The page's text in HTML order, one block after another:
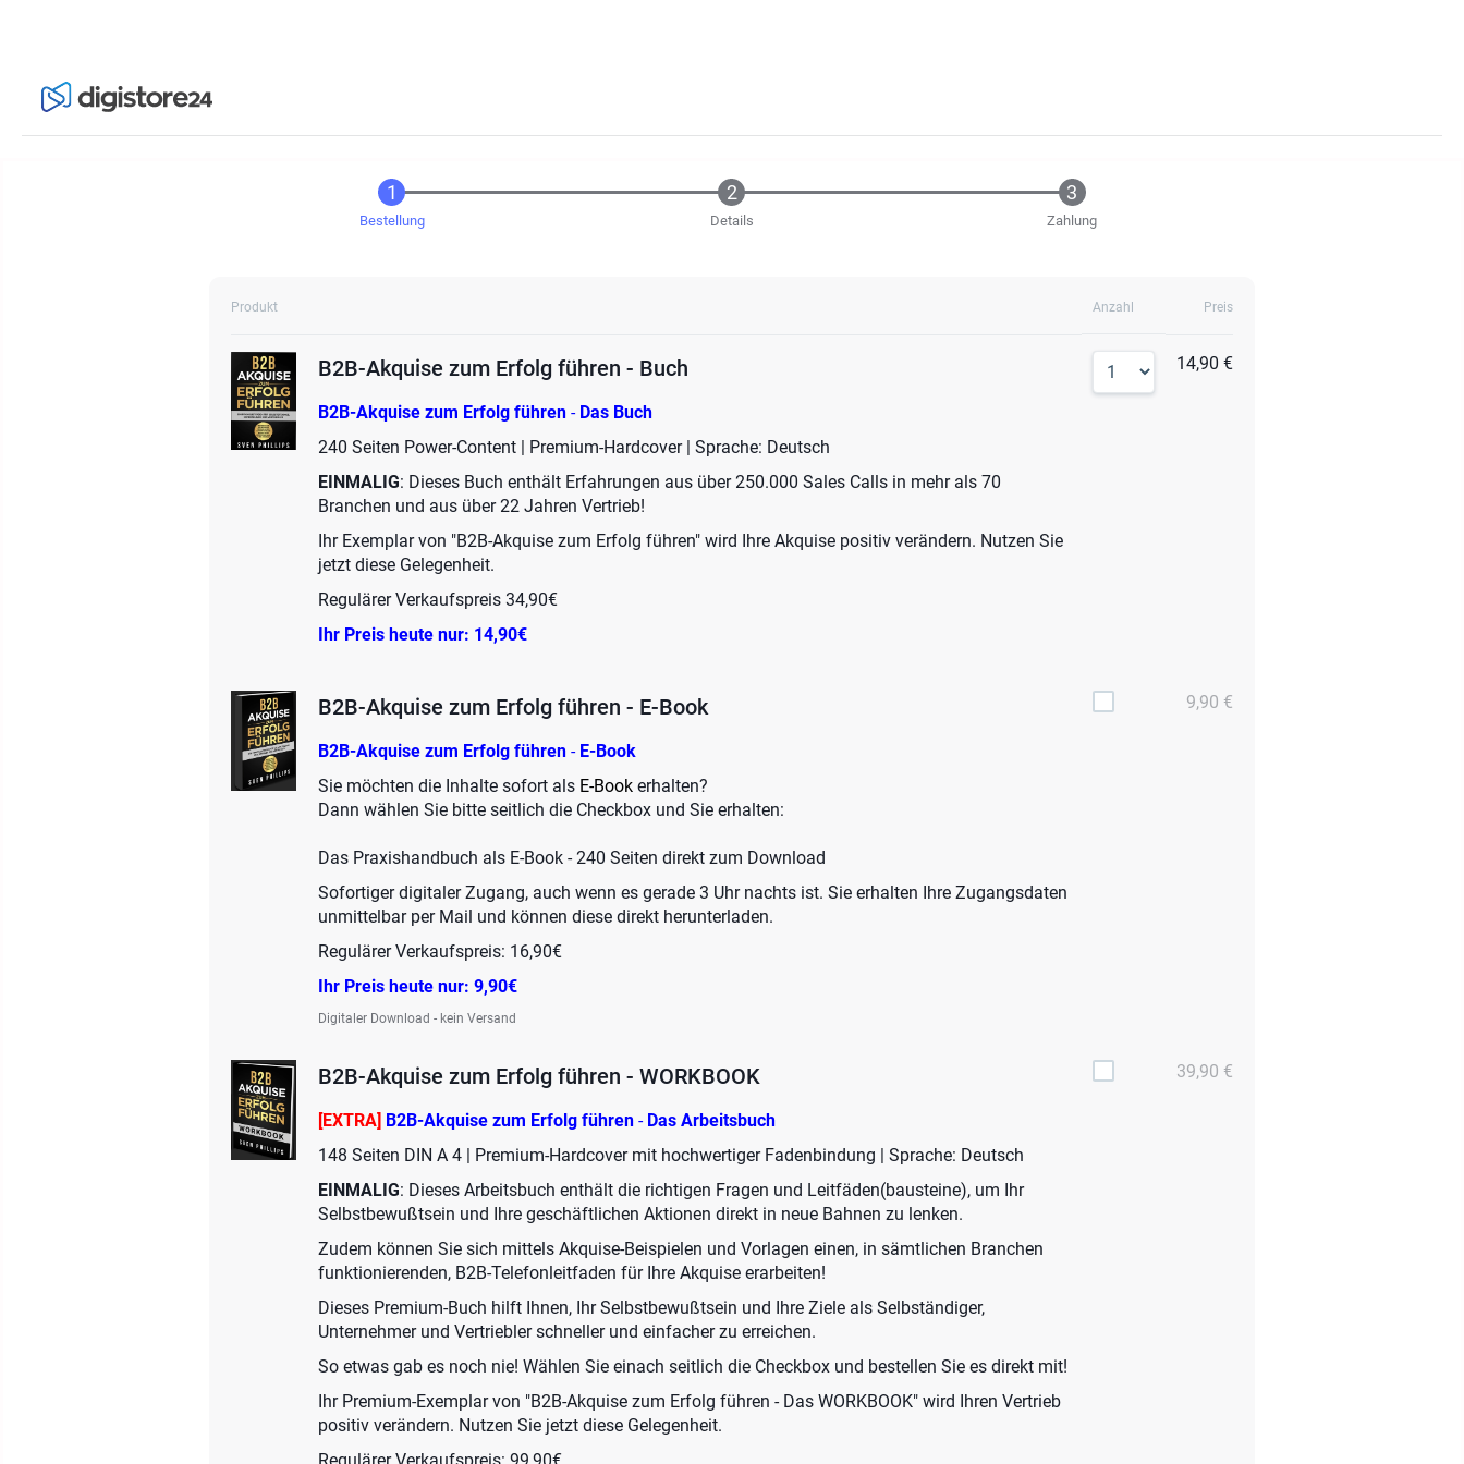
Bestellung Details Zahlung
Produkt Anzahl Preis
B2B-Akquise zum Erfolg führen - Buch
B2B-Akquise zum Erfolg führen - Das Buch
240 Seiten Power-Content | Premium-Hardcover | Sprache: Deutsch
EINMALIG: Dieses Buch enthält Erfahrungen aus über 250.000 Sales Calls in mehr als 70
Branchen und aus über 22 Jahren Vertrieb!
Ihr Exemplar von "B2B-Akquise zum Erfolg führen" wird Ihre Akquise positiv verändern. Nutzen Sie
jetzt diese Gelegenheit.
Regulärer Verkaufspreis 34,90€
Ihr Preis heute nur: 14,90€
14,90 €
B2B-Akquise zum Erfolg führen - E-Book
B2B-Akquise zum Erfolg führen - E-Book
Sie möchten die Inhalte sofort als E-Book erhalten?
Dann wählen Sie bitte seitlich die Checkbox und Sie erhalten:
Das Praxishandbuch als E-Book - 240 Seiten direkt zum Download
Sofortiger digitaler Zugang, auch wenn es gerade 3 Uhr nachts ist. Sie erhalten Ihre Zugangsdaten
unmittelbar per Mail und können diese direkt herunterladen.
Regulärer Verkaufspreis: 16,90€
Ihr Preis heute nur: 9,90€
Digitaler Download - kein Versand
9,90 €
B2B-Akquise zum Erfolg führen - WORKBOOK
[EXTRA] B2B-Akquise zum Erfolg führen - Das Arbeitsbuch
148 Seiten DIN A 4 | Premium-Hardcover mit hochwertiger Fadenbindung | Sprache: Deutsch
EINMALIG: Dieses Arbeitsbuch enthält die richtigen Fragen und Leitfäden(bausteine), um Ihr
Selbstbewußtsein und Ihre geschäftlichen Aktionen direkt in neue Bahnen zu lenken.
Zudem können Sie sich mittels Akquise-Beispielen und Vorlagen einen, in sämtlichen Branchen
funktionierenden, B2B-Telefonleitfaden für Ihre Akquise erarbeiten!
Dieses Premium-Buch hilft Ihnen, Ihr Selbstbewußtsein und Ihre Ziele als Selbständiger,
Unternehmer und Vertriebler schneller und einfacher zu erreichen.
So etwas gab es noch nie! Wählen Sie einach seitlich die Checkbox und bestellen Sie es direkt mit!
Ihr Premium-Exemplar von "B2B-Akquise zum Erfolg führen - Das WORKBOOK" wird Ihren Vertrieb
positiv verändern. Nutzen Sie jetzt diese Gelegenheit.
39,90 €